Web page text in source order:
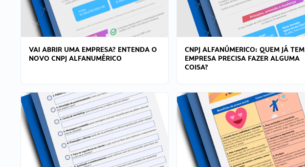
VAI ABRIR UMA EMPRESA? ENTENDA O
NOVO CNPJ ALFANUMÉRICO
CNPJ ALFANÚMERICO: QUEM JÁ TEM
EMPRESA PRECISA FAZER ALGUMA
COISA?